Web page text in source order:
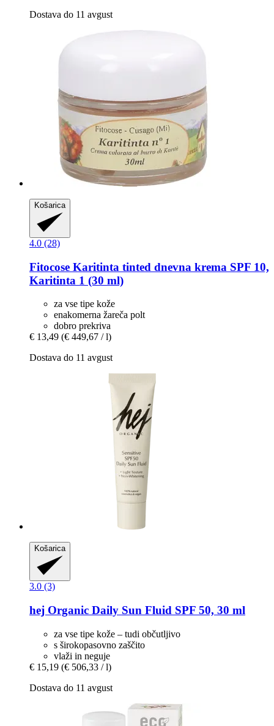
Dostava do 11 avgust
Košarica
4.0 (28)
Fitocose Karitinta tinted dnevna krema SPF 10,
Karitinta 1 (30 ml)
za vse tipe kože
enakomerna žareča polt
dobro prekriva
€ 13,49 (€ 449,67 / l)
Dostava do 11 avgust
Košarica
3.0 (3)
hej Organic Daily Sun Fluid SPF 50, 30 ml
za vse tipe kože – tudi občutljivo
s širokopasovno zaščito
vlaži in neguje
€ 15,19 (€ 506,33 / l)
Dostava do 11 avgust